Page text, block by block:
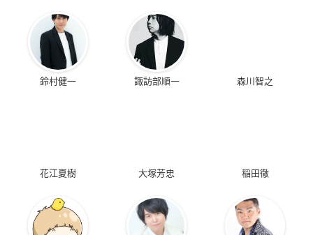
鈴村健一 諏訪部順一 森川智之
花江夏樹 大塚芳忠 稲田徹